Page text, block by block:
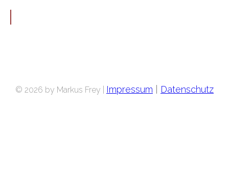
© 2026 by Markus Frey | Impressum Datenschutz